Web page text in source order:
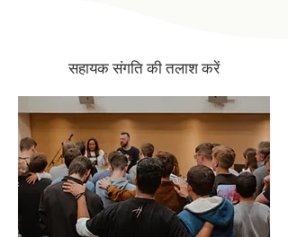
सहायक संगति की तलाश करें